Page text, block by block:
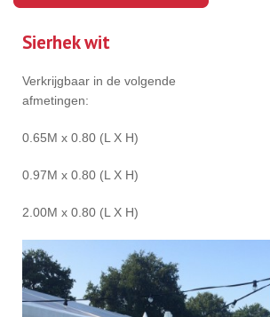
Sierhek wit
Verkrijgbaar in de volgende
afmetingen:
0.65M x 0.80 (L X H)
0.97M x 0.80 (L X H)
2.00M x 0.80 (L X H)